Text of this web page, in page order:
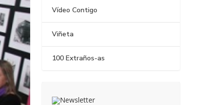
Vídeo Contigo
Viñeta
100 Extraños-as